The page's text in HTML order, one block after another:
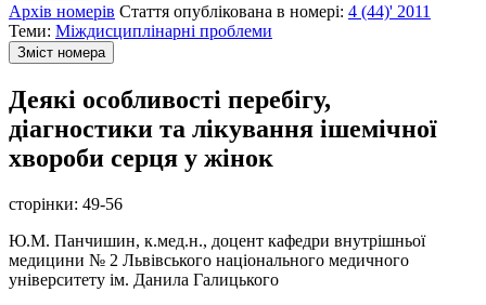
Архів номерів Стаття опублікована в номері: 4 (44)' 2011
Теми: Міждисциплінарні проблеми
Зміст номера
Деякі особливості перебігу,
діагностики та лікування ішемічної
хвороби серця у жінок
сторінки: 49-56
Ю.М. Панчишин, к.мед.н., доцент кафедри внутрішньої
медицини № 2 Львівського національного медичного
університету ім. Данила Галицького